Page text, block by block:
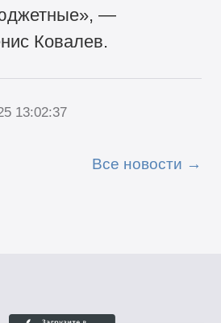
—
Ковалев.
13:02:37
Все новости